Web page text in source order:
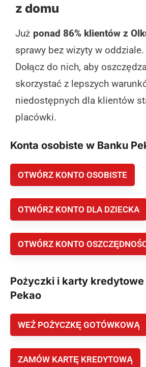
z domu
Już ponad 86% klientów z
sprawy bez wizyty w oddziale.
Dołącz do nich, aby
skorzystać z lepszych
niedostępnych dla klientów
placówki.
Konta osobiste w Banku
OTWÓRZ KONTO OSOBISTE
OTWÓRZ KONTO DLA DZIECKA
OTWÓRZ KONTO
Pożyczki i karty kredytowe
Pekao
WEŹ POŻYCZKĘ GOTÓWKOWĄ
ZAMÓW KARTĘ KREDYTOWĄ